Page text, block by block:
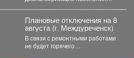
жителей:...
Плановые отключения на 8
августа (г. Междуреченск)
В связи с ремонтными работами
не будет горячего